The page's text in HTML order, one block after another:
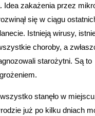
Idea zakażenia przez
się w ciągu
Istnieją wirusy,
choroby, a
starożytni. Są to
stanęło w
już po kilku dniach